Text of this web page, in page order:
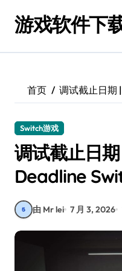
游戏软件下
首页 调试截止日期
Switch游戏
调试截止日
Deadline
由 Mr lei 7 月 3, 2026